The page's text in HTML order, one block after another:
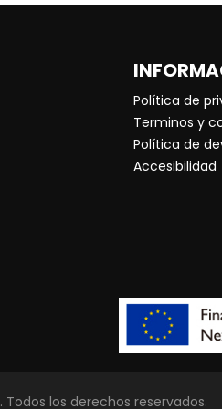
Política de
Terminos y
Política de
Accesibilidad
. Todos los derechos reservados.